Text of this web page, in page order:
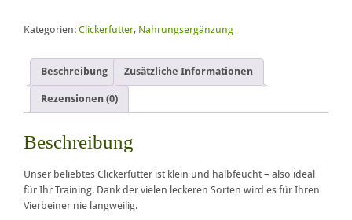
Menge
Kategorien: Clickerfutter, Nahrungsergänzung
Beschreibung Zusätzliche Informationen
Rezensionen (0)
Beschreibung
Unser beliebtes Clickerfutter ist klein und halbfeucht – also ideal
für Ihr Training. Dank der vielen leckeren Sorten wird es für Ihren
Vierbeiner nie langweilig.